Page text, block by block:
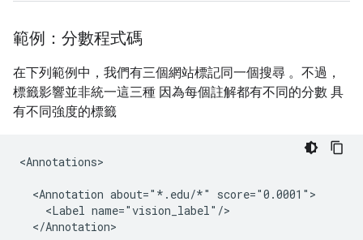
範例：分數程式碼
在下列範例中，我們有三個網站標記同一個搜尋 。不過，
標籤影響並非統一這三種 因為每個註解都有不同的分數 具
有不同強度的標籤
<Annotations>
  <Annotation about="*.edu/*" score="0.0001">
    <Label name="vision_label"/>
  </Annotation>